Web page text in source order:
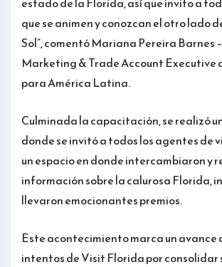
que se animen y conozcan el otro lado
Sol”, comentó Mariana Pereira Barnes
Marketing & Trade Account Executive
para América Latina.
Culminada la capacitación, se realizó
donde se invitó a todos los agentes de
un espacio en donde intercambiaron y
información sobre la calurosa Florida,
llevaron emocionantes premios.
Este acontecimiento marca un avance
intentos de Visit Florida por consolidar